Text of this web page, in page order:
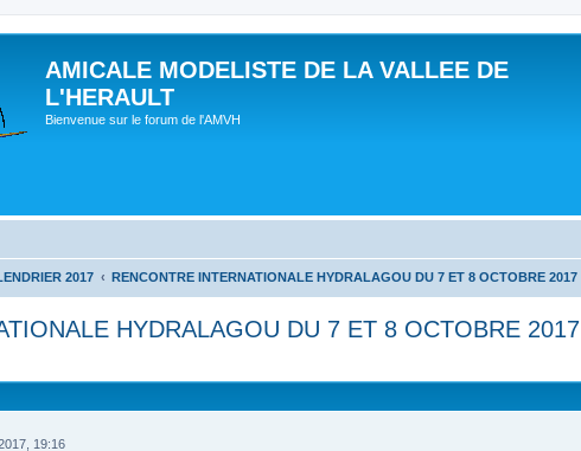
AMICALE MODELISTE DE LA VALLEE DE
L'HERAULT
Bienvenue sur le forum de l'AMVH
2017 RENCONTRE INTERNATIONALE HYDRALAGOU DU 7 ET 8 OCTOBRE 2017
HYDRALAGOU DU 7 ET 8 OCTOBRE 2017
19:16